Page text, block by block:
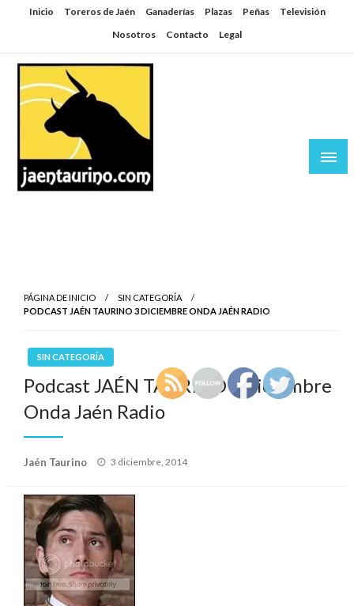
SaltarInicio Toreros de Jaén Ganaderías Plazas Peñas
Televisión
Nosotros
Contacto Legal
PÁGINA DE INICIO
SIN CATEGORÍA
PODCAST JAÉN TAURINO 3 DICIEMBRE ONDA JAÉN RADIO
SIN CATEGORÍA
Podcast JAÉN TAURINO 3 diciembre
Onda Jaén Radio
Jaén Taurino
Publicado
3 diciembre, 2014